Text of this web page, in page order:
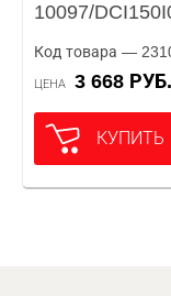
10097/
Код товара —
ЦЕНА 3 668 РУБ.
КУПИТЬ